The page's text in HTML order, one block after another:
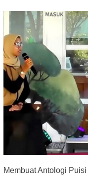
Membuat Antologi